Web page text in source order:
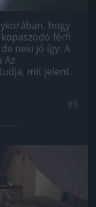
hogy
férfi
neki jó így. A
Az
mit jelent.